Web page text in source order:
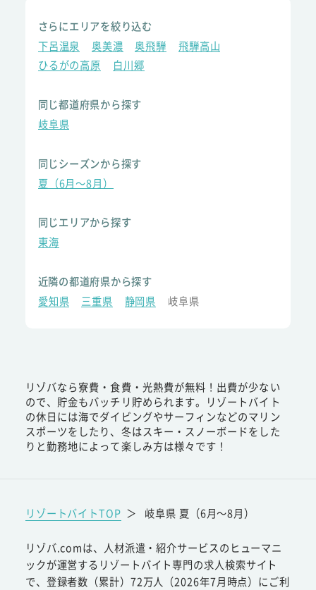
さらにエリアを絞り込む
下呂温泉
奥美濃 奥飛騨
飛騨高山
ひるがの高原
白川郷
同じ都道府県から探す
岐阜県
同じシーズンから探す
夏（6月～8月）
同じエリアから探す
東海
近隣の都道府県から探す
愛知県
三重県 静岡県 岐阜県
リゾバなら寮費・食費・光熱費が無料！出費が少ない
ので、貯金もバッチリ貯められます。リゾートバイト
の休日には海でダイビングやサーフィンなどのマリン
スポーツをしたり、冬はスキー・スノーボードをした
りと勤務地によって楽しみ方は様々です！
リゾートバイトTOP ＞ 岐阜県 夏（6月～8月）
リゾバ.comは、人材派遣・紹介サービスのヒューマニ
ックが運営するリゾートバイト専門の求人検索サイト
で、登録者数（累計）72万人（2026年7月時点）にご利